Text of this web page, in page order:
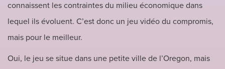
connaissent les contraintes du milieu économique dans
lequel ils évoluent. C’est donc un jeu vidéo du compromis,
mais pour le meilleur.
Oui, le jeu se situe dans une petite ville de l’Oregon, mais